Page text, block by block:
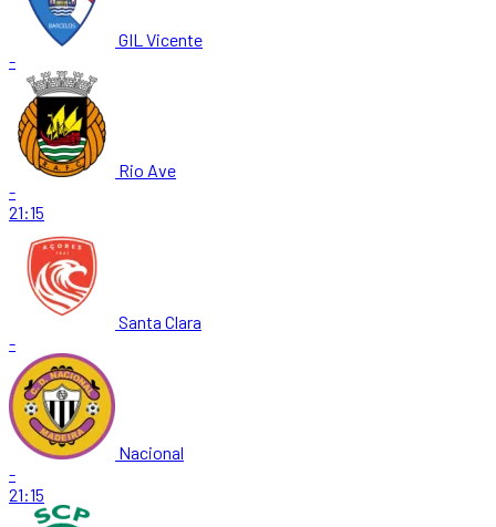
GIL Vicente
-
Rio Ave
-
21:15
Santa Clara
-
Nacional
-
21:15